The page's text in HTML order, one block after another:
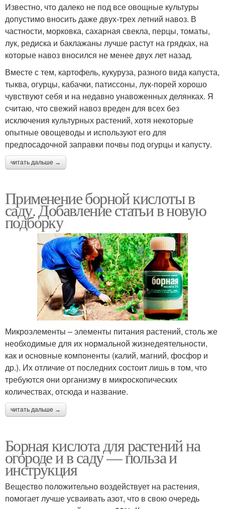
Известно, что далеко не под все овощные культуры
допустимо вносить даже двух-трех летний навоз. В
частности, морковка, сахарная свекла, перцы, томаты,
лук, редиска и баклажаны лучше растут на грядках, на
которые навоз вносился не менее двух лет назад.
Вместе с тем, картофель, кукуруза, разного вида капуста,
тыква, огурцы, кабачки, патиссоны, лук-порей хорошо
чувствуют себя и на недавно унавоженных делянках. Я
считаю, что свежий навоз вреден для всех без
исключения культурных растений, хотя некоторые
опытные овощеводы и используют его для
предпосадочной заправки почвы под огурцы и капусту.
читать дальше →
Применение борной кислоты в
саду. Добавление статьи в новую
подборку
Микроэлементы – элементы питания растений, столь же
необходимые для их нормальной жизнедеятельности,
как и основные компоненты (калий, магний, фосфор и
др.). Их отличие от последних состоит лишь в том, что
требуются они организму в микроскопических
количествах, отсюда и название.
читать дальше →
Борная кислота для растений на
огороде и в саду — польза и
инструкция
Вещество положительно воздействует на растения,
помогает лучше усваивать азот, что в свою очередь